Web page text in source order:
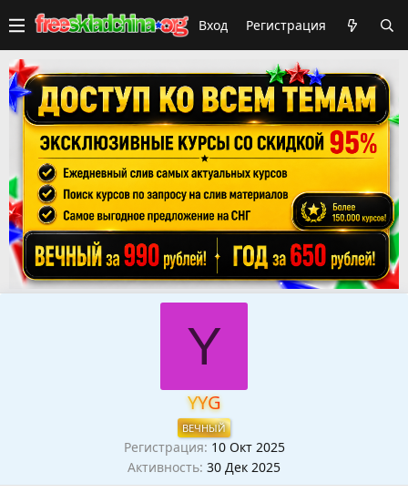
Вход Регистрация
Y
YYG
ВЕЧНЫЙ
Регистрация 10 Окт 2025
Активность 30 Дек 2025